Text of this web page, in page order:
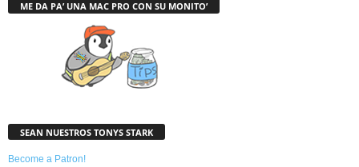
ME DA PA’ UNA MAC PRO CON SU MONITO’
SEAN NUESTROS TONYS STARK
Become a Patron!